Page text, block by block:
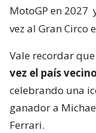
MotoGP en 2027
vez al Gran Circo
Vale recordar
vez el país
celebrando una
ganador a
Ferrari.